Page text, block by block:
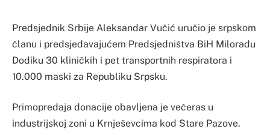
Predsjednik Srbije Aleksandar Vučić uručio je srpskom
članu i predsjedavajućem Predsjedništva BiH Miloradu
Dodiku 30 kliničkih i pet transportnih respiratora i
10.000 maski za Republiku Srpsku.
Primopredaja donacije obavljena je večeras u
industrijskoj zoni u Krnješevcima kod Stare Pazove.